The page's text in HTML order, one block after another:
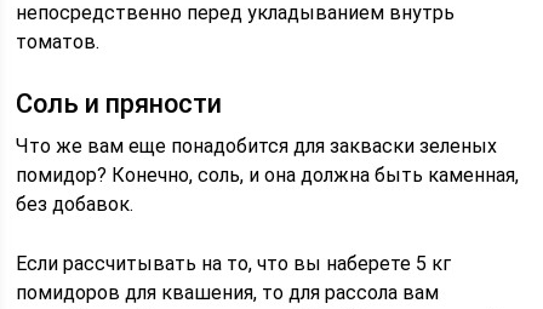
непосредственно перед укладыванием внутрь
томатов.
Соль и пряности
Что же вам еще понадобится для закваски зеленых
помидор? Конечно, соль, и она должна быть каменная,
без добавок.
Если рассчитывать на то, что вы наберете 5 кг
помидоров для квашения, то для рассола вам